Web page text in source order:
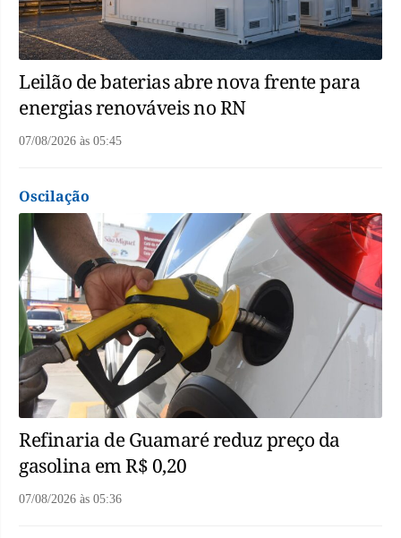
Leilão de baterias abre nova frente para
energias renováveis no RN
07/08/2026 às 05:45
Oscilação
Refinaria de Guamaré reduz preço da
gasolina em R$ 0,20
07/08/2026 às 05:36